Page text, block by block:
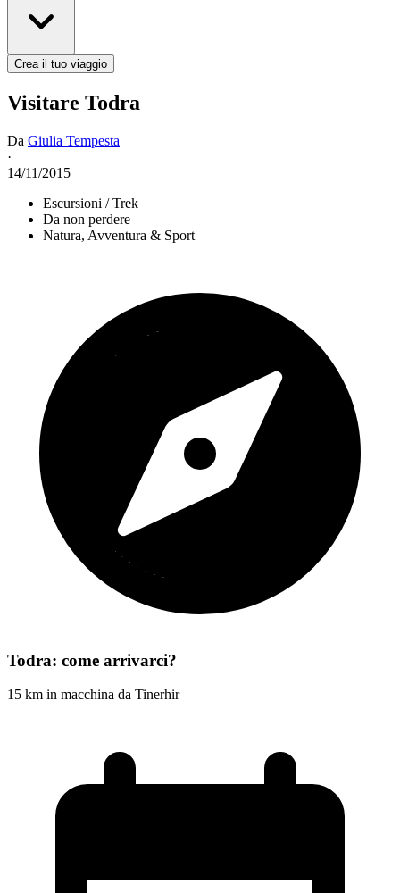
Crea il tuo viaggio
Visitare Todra
Da Giulia Tempesta
·
14/11/2015
Escursioni / Trek
Da non perdere
Natura, Avventura & Sport
Todra: come arrivarci?
15 km in macchina da Tinerhir